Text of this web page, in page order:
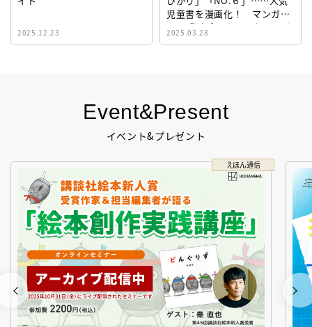
Event&Present
イベント&プレゼント
えほん通信
2025.12.23
児童書を漫画化！ マンガサ
イト『ビブリオシリウス』誕
生！
2025.03.28